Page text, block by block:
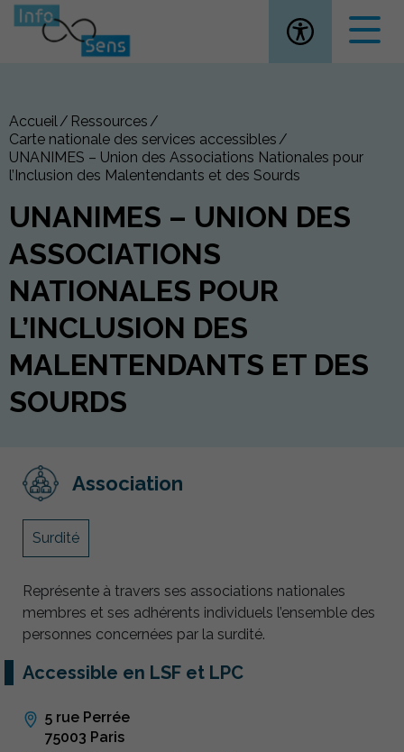
Ouvrir la
Accueil
Ressources
Carte nationale des services accessibles
UNANIMES – Union des Associations Nationales pour
l’Inclusion des Malentendants et des Sourds
UNANIMES – UNION DES
ASSOCIATIONS
NATIONALES POUR
L’INCLUSION DES
MALENTENDANTS ET DES
SOURDS
Association
Surdité
Représente à travers ses associations nationales
membres et ses adhérents individuels l’ensemble des
personnes concernées par la surdité.
Accessible en LSF et LPC
5 rue Perrée
75003 Paris